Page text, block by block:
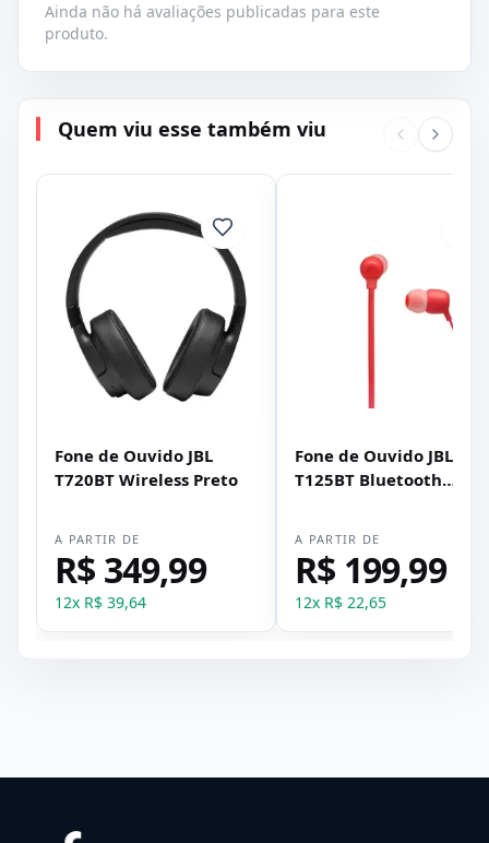
Ainda não há avaliações publicadas para este
produto.
Quem viu esse também viu
Fone de Ouvido JBL
T720BT Wireless Preto
A PARTIR DE
R$ 349,99
12x R$ 39,64
Fone de Ouvido JBL
T125BT Bluetooth
A PARTIR DE
R$ 199,99
12x R$ 22,65